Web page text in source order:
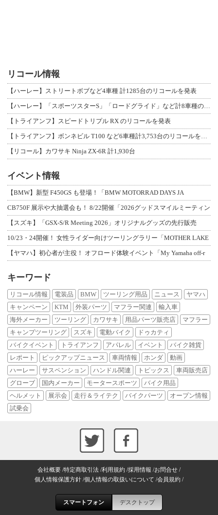
リコール情報
【ハーレー】ストリートボブなど4車種 計1285台のリコールを発表
【トライアンフ】スピードトリプル RX のリコールを発表
【リコール】カワサキ Ninja ZX-6R 計1,930台
イベント情報
【BMW】新型 F450GS も登場！「BMW MOTORRAD DAYS JA
CB750F 展示や大抽選会も！ 8/22開催「2026グッドスマイルミーティン
【スズキ】「GSX-S/R Meeting 2026」オリジナルグッズの先行販売
10/23・24開催！ 女性ライダー向けツーリングラリー「MOTHER LAKE
【ヤマハ】初心者が主役！ オフロード体験イベント「My Yamaha off-r
キーワード
リコール情報 電装品 BMW ツーリング用品 ニュース
ヤマハ
キャンペーン
KTM 外装パーツ マフラー関連
輸入車
海外メーカー
ツーリング カワサキ 用品パーツ販売店
マフラー
キャンプツーリング
スズキ 電動バイク
ドゥカティ
バイクイベント
トライアンフ アパレル イベント
バイク雑貨
レポート
ピックアップニュース 車両情報 ホンダ
動画
ハーレー
サスペンション ハンドル関連 トピックス
車両販売店
グローブ
国内メーカー モータースポーツ
バイク用品
ヘルメット
展示会 走行＆ライテク バイクパーツ
オープン情報
試乗会
会社概要 特定商取引法 利用規約 採用情報 お問合せ
個人情報保護方針 個人情報の取扱いについて 会員規約
スマートフォン デスクトップ